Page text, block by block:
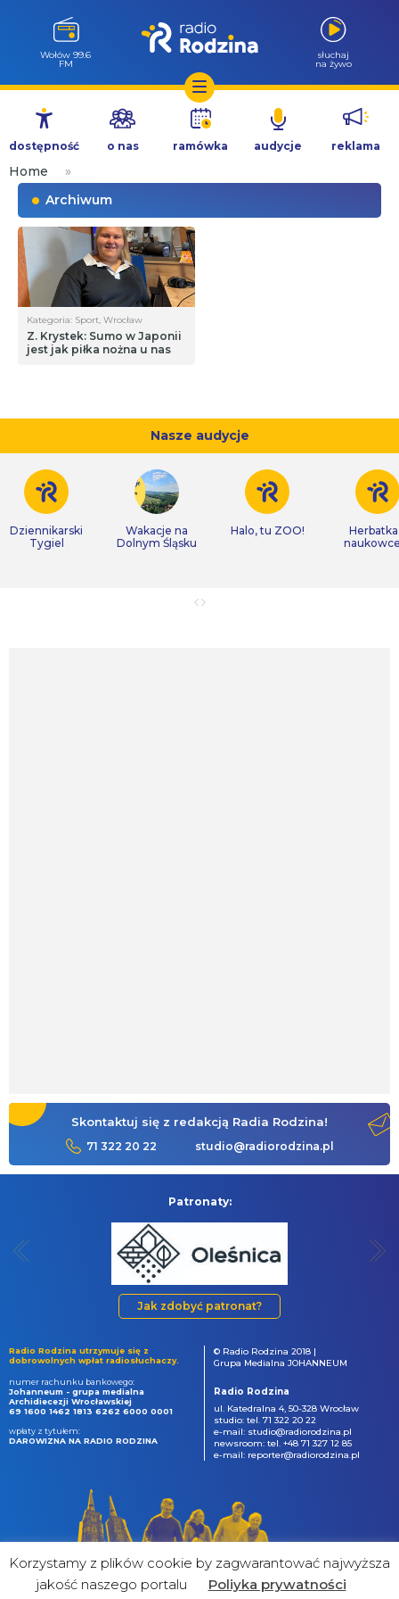
Przejdź
treści
Wołów 99.6
FM
słuchaj
na żywo
dostępność o nas ramówka audycje reklama
Home
»
Archiwum
Kategoria: Sport, Wrocław
Z. Krystek: Sumo w Japonii
jest jak piłka nożna u nas
Nasze audycje
Dziennikarski
Tygiel
Wakacje na
Dolnym Śląsku
Halo, tu ZOO!
Skontaktuj się z redakcją Radia Rodzina!
71 322 20 22 studio@radiorodzina.pl
Patronaty:
Jak zdobyć patronat?
Radio Rodzina utrzymuje się z
dobrowolnych wpłat radiosłuchaczy.
numer rachunku bankowego:
Johanneum - grupa medialna
Archidiecezji Wrocławskiej
69 1600 1462 1813 6262 6000 0001
wpłaty z tytułem:
DAROWIZNA NA RADIO RODZINA
© Radio Rodzina 2018 |
Grupa Medialna JOHANNEUM
Radio Rodzina
ul. Katedralna 4, 50-328 Wrocław
studio: tel. 71 322 20 22
e-mail: studio@radiorodzina.pl
newsroom: tel. +48 71 327 12 85
e-mail: reporter@radiorodzina.pl
Korzystamy z plików cookie by zagwarantować najwyższa
jakość naszego portalu
Poliyka prywatności